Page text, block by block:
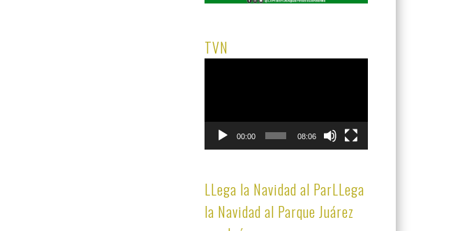
TVN
00:00 08:06
LLega la Navidad al ParLLega
la Navidad al Parque Juárez